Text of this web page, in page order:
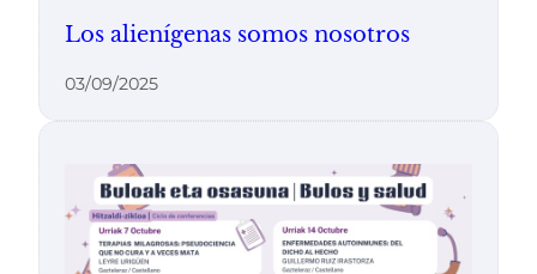
Los alienígenas somos nosotros
03/09/2025